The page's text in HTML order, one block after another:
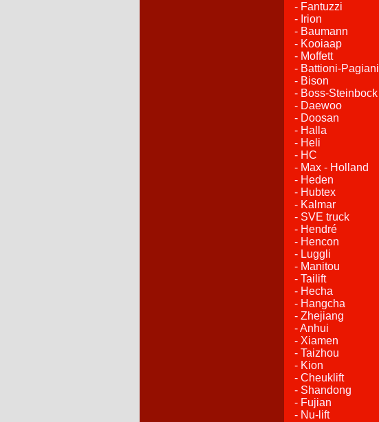
- Fantuzzi
- Irion
- Baumann
- Kooiaap
- Moffett
- Battioni-Pagiani
- Bison
- Boss-Steinbock
- Daewoo
- Doosan
- Halla
- Heli
- HC
- Max - Holland
- Heden
- Hubtex
- Kalmar
- SVE truck
- Hendré
- Hencon
- Luggli
- Manitou
- Tailift
- Hecha
- Hangcha
- Zhejiang
- Anhui
- Xiamen
- Taizhou
- Kion
- Cheuklift
- Shandong
- Fujian
- Nu-lift